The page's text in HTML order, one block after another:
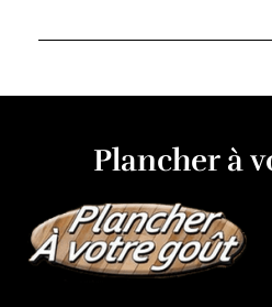
Plancher à